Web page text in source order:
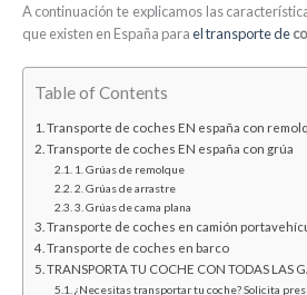
A continuación te explicamos las
que existen en España parael transporte de
Table of Contents
Transporte de coches EN españa con
Transporte de coches EN españa con grúa
1. Grúas de remolque
2. Grúas de arrastre
3. Grúas de cama plana
Transporte de coches en camión
Transporte de coches en barco
TRANSPORTA TU COCHE CON TODAS LAS
¿Necesitas transportar tu coche? Solicita